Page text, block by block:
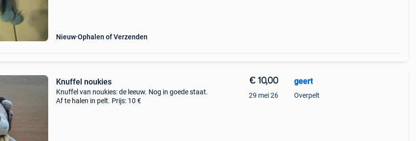
Nieuw Ophalen of Verzenden
Knuffel noukies
Knuffel van noukies: de leeuw. Nog in goede staat.
Af te halen in pelt. Prijs: 10 €
€ 10,00
29 mei 26
geert
Overpelt